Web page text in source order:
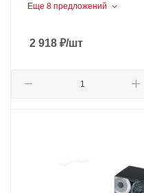
Еще 8 предложений
2 918 ₽/шт